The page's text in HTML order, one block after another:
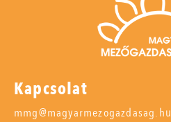
Kapcsolat
mmg@magyarmezogazdasag.hu